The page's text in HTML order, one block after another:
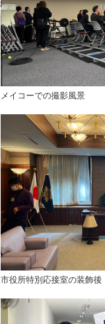
メイコーでの撮影風景
市役所特別応接室の装飾後